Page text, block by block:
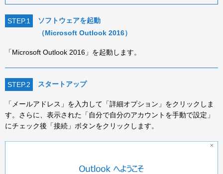
STEP.1
ソフトウェアを起動
（Microsoft Outlook 2016）
「Microsoft Outlook 2016」を起動します。
STEP.2 スタートアップ
「メールアドレス」を入力して「詳細オプション」をクリックしま
す。さらに、表示された「自分で自分のアカウントを手動で設定」
にチェック後「接続」ボタンをクリックします。